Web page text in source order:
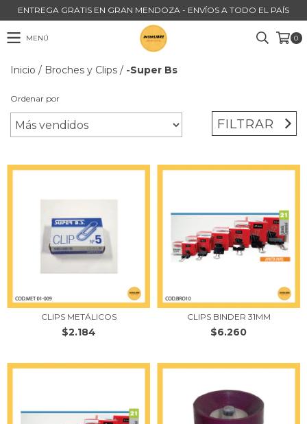
ENTREGA GRATIS EN GRAN MENDOZA - ENVÍOS A TODO EL PAÍS
MENÚ 0
Inicio / Broches y Clips / -Super Bs
Ordenar por
FILTRAR
CLIPS METÁLICOS
$2.184
CLIPS BINDER 31MM
$6.260